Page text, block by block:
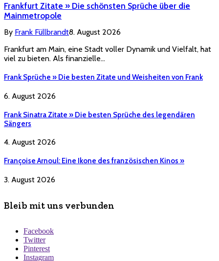
Frankfurt Zitate » Die schönsten Sprüche über die
Mainmetropole
By Frank Füllbrandt8. August 2026
Frankfurt am Main, eine Stadt voller Dynamik und Vielfalt, hat
viel zu bieten. Als finanzielle…
Frank Sprüche » Die besten Zitate und Weisheiten von Frank
6. August 2026
Frank Sinatra Zitate » Die besten Sprüche des legendären
Sängers
4. August 2026
Françoise Arnoul: Eine Ikone des französischen Kinos »
3. August 2026
Bleib mit uns verbunden
Facebook
Twitter
Pinterest
Instagram